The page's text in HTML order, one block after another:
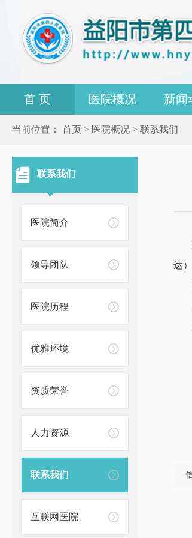
首 页 医院概况 新闻
当前位置： 首页 > 医院概况 > 联系我们
联系我们
医院简介
领导团队
医院历程
优雅环境
资质荣誉
人力资源
联系我们
互联网医院
达）